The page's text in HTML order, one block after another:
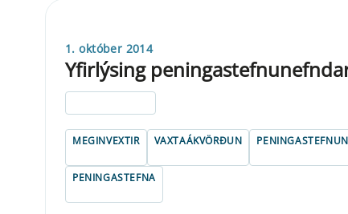
1. október 2014
Yfirlýsing
MEGINVEXTIR VAXTAÁKVÖRÐUN
PENINGASTEFNA